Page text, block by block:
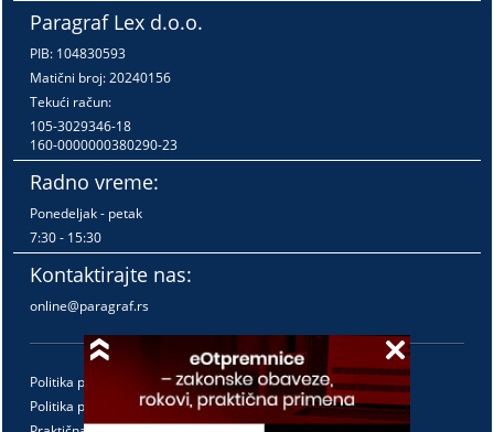
Paragraf Lex d.o.o.
PIB: 104830593
Matični broj: 20240156
Tekući račun:
105-3029346-18
160-0000000380290-23
Radno vreme:
Ponedeljak - petak
7:30 - 15:30
Kontaktirajte nas:
online@paragraf.rs
Politika privatnosti
Politika pružanja usluga